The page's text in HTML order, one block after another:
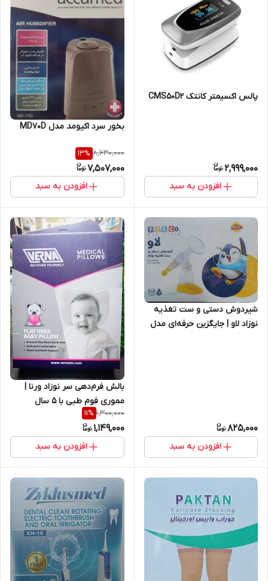
پالس اکسیمتر کانتک CMS50D2
2,999,000
افزودن به سبد
بخور سرد اکیومد مدل MD70D
8,630,000
13%
7,507,000
افزودن به سبد
شیردوش دستی و ست تغذیه
نوزاد لاو | جایگزین حرفه‌ای مدل
825,000
افزودن به سبد
بالش فرم‌دهی سر نوزاد ورنا |
مموری فوم طبی با ۵ سال
گارانتی
1,300,000
11%
1,149,000
افزودن به سبد